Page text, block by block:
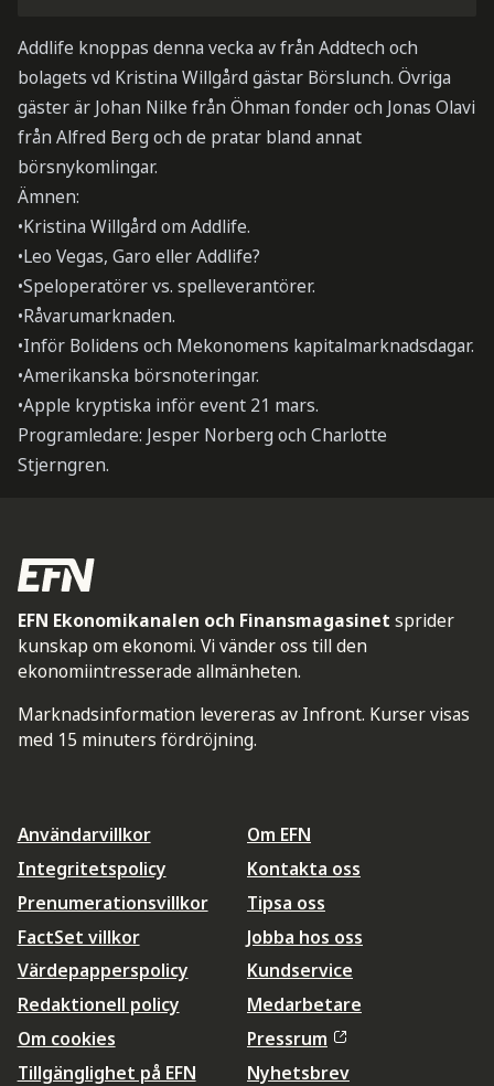
Addlife knoppas denna vecka av från Addtech och
bolagets vd Kristina Willgård gästar Börslunch. Övriga
gäster är Johan Nilke från Öhman fonder och Jonas Olavi
från Alfred Berg och de pratar bland annat
börsnykomlingar.
Ämnen:
•Kristina Willgård om Addlife.
•Leo Vegas, Garo eller Addlife?
•Speloperatörer vs. spelleverantörer.
•Råvarumarknaden.
•Inför Bolidens och Mekonomens kapitalmarknadsdagar.
•Amerikanska börsnoteringar.
•Apple kryptiska inför event 21 mars.
Programledare: Jesper Norberg och Charlotte
Stjerngren.
EFN Ekonomikanalen och Finansmagasinet sprider
kunskap om ekonomi. Vi vänder oss till den
ekonomiintresserade allmänheten.
Marknadsinformation levereras av Infront. Kurser visas
med 15 minuters fördröjning.
Användarvillkor
Integritetspolicy
Prenumerationsvillkor
FactSet villkor
Värdepapperspolicy
Redaktionell policy
Om cookies
Tillgänglighet på EFN
Om EFN
Kontakta oss
Tipsa oss
Jobba hos oss
Kundservice
Medarbetare
Pressrum
Nyhetsbrev